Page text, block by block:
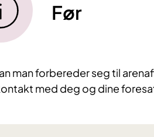
Før
man forbereder seg til
med deg og dine